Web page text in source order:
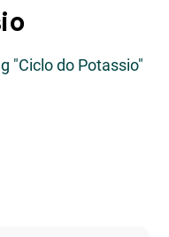
"Ciclo do Potassio"